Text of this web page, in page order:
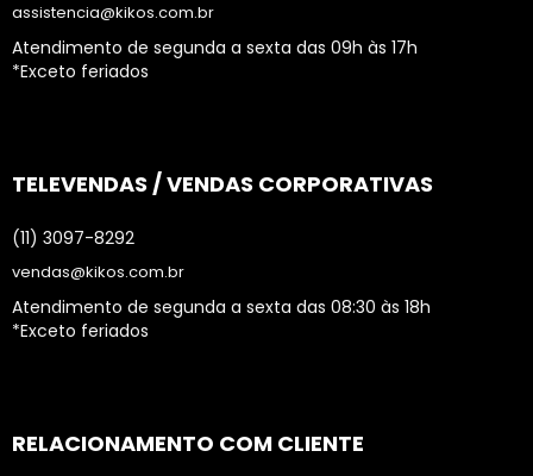
assistencia@kikos.com.br
Atendimento de segunda a sexta das 09h às 17h
*Exceto feriados
TELEVENDAS / VENDAS CORPORATIVAS
(11) 3097-8292
vendas@kikos.com.br
Atendimento de segunda a sexta das 08:30 às 18h
*Exceto feriados
RELACIONAMENTO COM CLIENTE